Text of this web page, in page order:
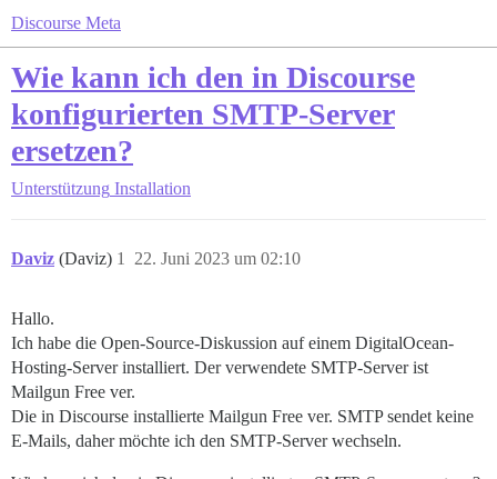
Discourse Meta
Wie kann ich den in Discourse
konfigurierten SMTP-Server
ersetzen?
Unterstützung Installation
Daviz (Daviz) 22. Juni 2023 um 02:10
1
Hallo.
Ich habe die Open-Source-Diskussion auf einem DigitalOcean-
Hosting-Server installiert. Der verwendete SMTP-Server ist
Mailgun Free ver.
Die in Discourse installierte Mailgun Free ver. SMTP sendet keine
E-Mails, daher möchte ich den SMTP-Server wechseln.